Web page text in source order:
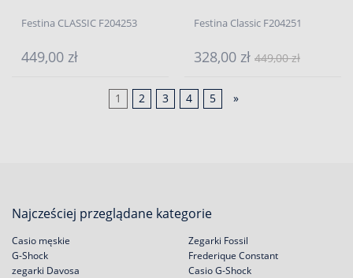
Festina CLASSIC F204253
449,00 zł
Festina Classic F204251
328,00 zł 449,00 zł
1 2 3 4 5 »
Najcześciej przeglądane kategorie
Casio męskie
G-Shock
zegarki Davosa
Zegarki Fossil
Frederique Constant
Casio G-Shock